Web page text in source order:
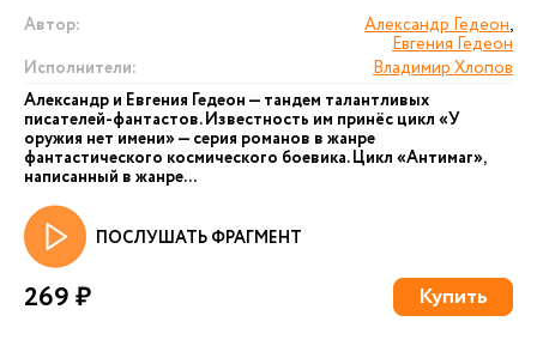
Автор: Александр Гедеон,
Евгения Гедеон
Исполнители:
Владимир Хлопов
Александр и Евгения Гедеон — тандем талантливых
писателей-фантастов. Известность им принёс цикл «У
оружия нет имени» — серия романов в жанре
фантастического космического боевика. Цикл «Антимаг»,
написанный в жанре...
ПОСЛУШАТЬ ФРАГМЕНТ
269 ₽ Купить